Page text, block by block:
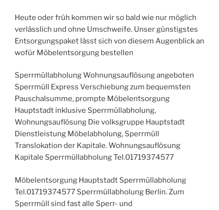
Heute oder früh kommen wir so bald wie nur möglich
verlässlich und ohne Umschweife. Unser günstigstes
Entsorgungspaket lässt sich von diesem Augenblick an
wofür Möbelentsorgung bestellen
Sperrmüllabholung Wohnungsauflösung angeboten
Sperrmüll Express Verschiebung zum bequemsten
Pauschalsumme, prompte Möbelentsorgung
Hauptstadt inklusive Sperrmüllabholung,
Wohnungsauflösung Die volksgruppe Hauptstadt
Dienstleistung Möbelabholung, Sperrmüll
Translokation der Kapitale. Wohnungsauflösung
Kapitale Sperrmüllabholung Tel.01719374577
Möbelentsorgung Hauptstadt Sperrmüllabholung
Tel.01719374577 Sperrmüllabholung Berlin. Zum
Sperrmüll sind fast alle Sperr- und